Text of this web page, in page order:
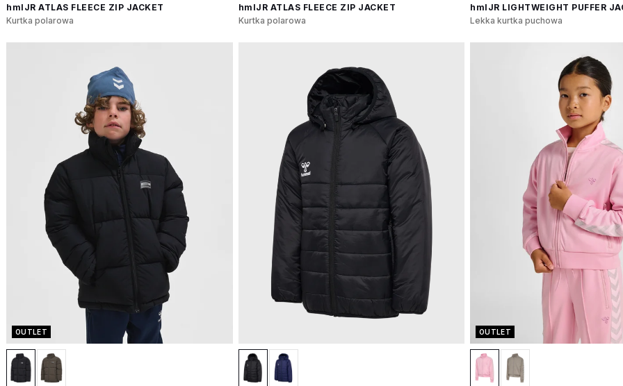
hmlJR ATLAS FLEECE ZIP JACKET
Kurtka polarowa
hmlJR ATLAS FLEECE ZIP JACKET
Kurtka polarowa
hmlJR LIGHTWEIGHT PUFFER
Lekka kurtka puchowa
OUTLET OUTLET